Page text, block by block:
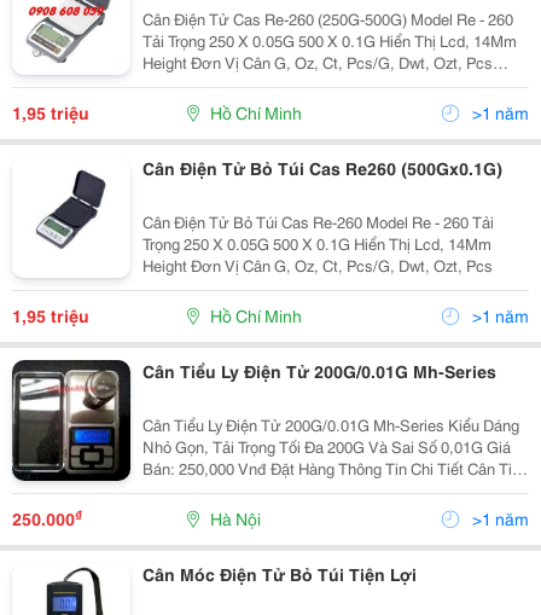
Cân Điện Tử Cas Re-260 (250G-500G) Model Re - 260
Tải Trọng 250 X 0.05G 500 X 0.1G Hiển Thị Lcd, 14Mm
Height Đơn Vị Cân G, Oz, Ct, Pcs/G, Dwt, Ozt, Pcs
Nguồn Cung Cấp Aaa Size X...
1,95 triệu Hồ Chí Minh >1 năm
Cân Điện Tử Bỏ Túi Cas Re260 (500Gx0.1G)
Cân Điện Tử Bỏ Túi Cas Re-260 Model Re - 260 Tải
Trọng 250 X 0.05G 500 X 0.1G Hiển Thị Lcd, 14Mm
Height Đơn Vị Cân G, Oz, Ct, Pcs/G, Dwt, Ozt, Pcs
1,95 triệu Hồ Chí Minh >1 năm
Cân Tiểu Ly Điện Tử 200G/0.01G Mh-Series
Cân Tiểu Ly Điện Tử 200G/0.01G Mh-Series Kiểu Dáng
Nhỏ Gọn, Tải Trọng Tối Đa 200G Và Sai Số 0,01G Giá
Bán: 250,000 Vnđ Đặt Hàng Thông Tin Chi Tiết Cân Tiểu
Ly Điện Tử 200G/0.01G Mh-Series Cân Tiểu Ly
200G/0,01G Mh-
250.000₫ Hà Nội >1 năm
Cân Móc Điện Tử Bỏ Túi Tiện Lợi